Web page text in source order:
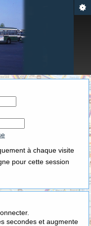
à chaque visite
pour cette session
secondes et augmente